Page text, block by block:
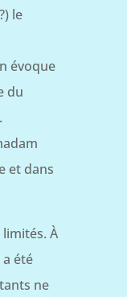
le
évoque
du
et dans
À
été
ne